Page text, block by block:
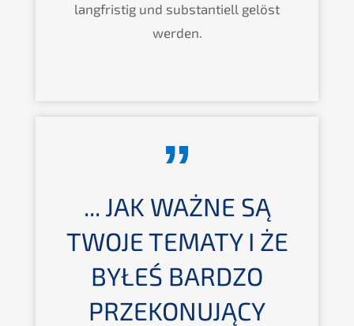
langfristig und substantiell gelöst
werden.
... JAK WAŻNE SĄ
TWOJE TEMATY I ŻE
BYŁEŚ BARDZO
PRZEKONUJĄCY